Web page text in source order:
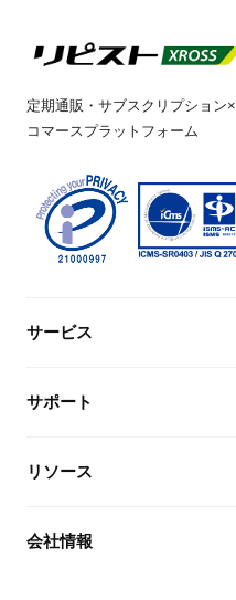
定期通販・サブスクリプション×
コマースプラットフォーム
サービス
リピストXについて
機能一覧
サポート
サポート一覧
導入事例
リソース
ブログ
会社情報